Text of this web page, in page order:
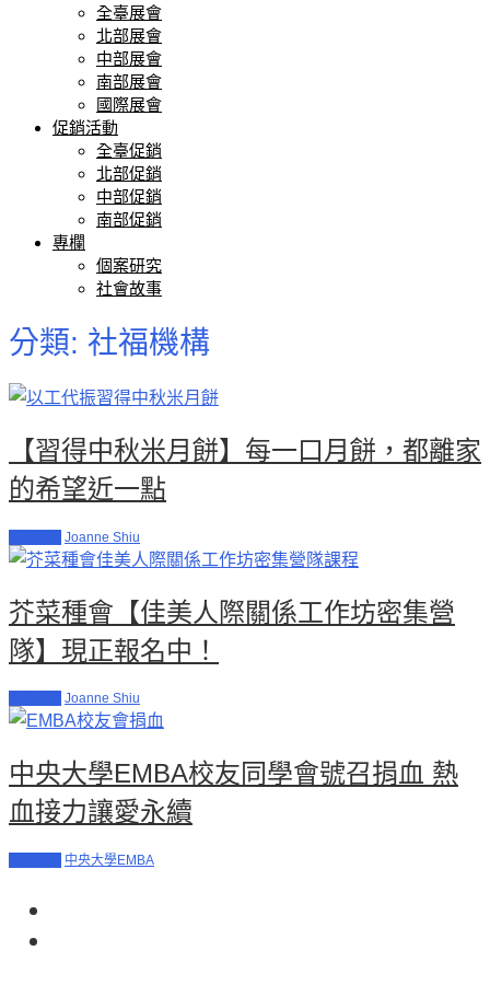
全臺展會
北部展會
中部展會
南部展會
國際展會
促銷活動
全臺促銷
北部促銷
中部促銷
南部促銷
專欄
個案研究
社會故事
分類: 社福機構
【習得中秋米月餅】每一口月餅，都離家
的希望近一點
Joanne Shiu
芥菜種會【佳美人際關係工作坊密集營
隊】現正報名中！
Joanne Shiu
中央大學EMBA校友同學會號召捐血 熱
血接力讓愛永續
中央大學EMBA